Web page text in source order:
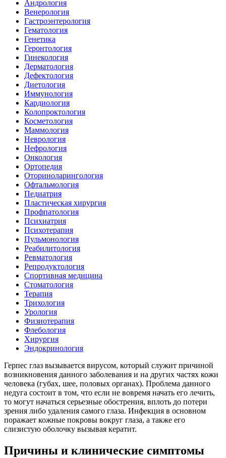
Андрология
Венерология
Гастроэнтерология
Гематология
Генетика
Геронтология
Гинекология
Дерматология
Дефектология
Диетология
Иммунология
Кардиология
Колопроктология
Косметология
Маммология
Неврология
Нефрология
Онкология
Ортопедия
Оториноларингология
Офтальмология
Педиатрия
Пластическая хирургия
Профпатология
Психиатрия
Психотерапия
Пульмонология
Реабилитология
Ревматология
Репродуктология
Спортивная медицина
Стоматология
Терапия
Трихология
Урология
Физиотерапия
Флебология
Хирургия
Эндокринология
Герпес глаз вызывается вирусом, который служит причиной
возникновения данного заболевания и на других частях кожи
человека (губах, шее, половых органах). Проблема данного
недуга состоит в том, что если не вовремя начать его лечить,
то могут начаться серьезные обострения, вплоть до потери
зрения либо удаления самого глаза. Инфекция в основном
поражает кожные покровы вокруг глаза, а также его
слизистую оболочку вызывая кератит.
Причины и клинические симптомы